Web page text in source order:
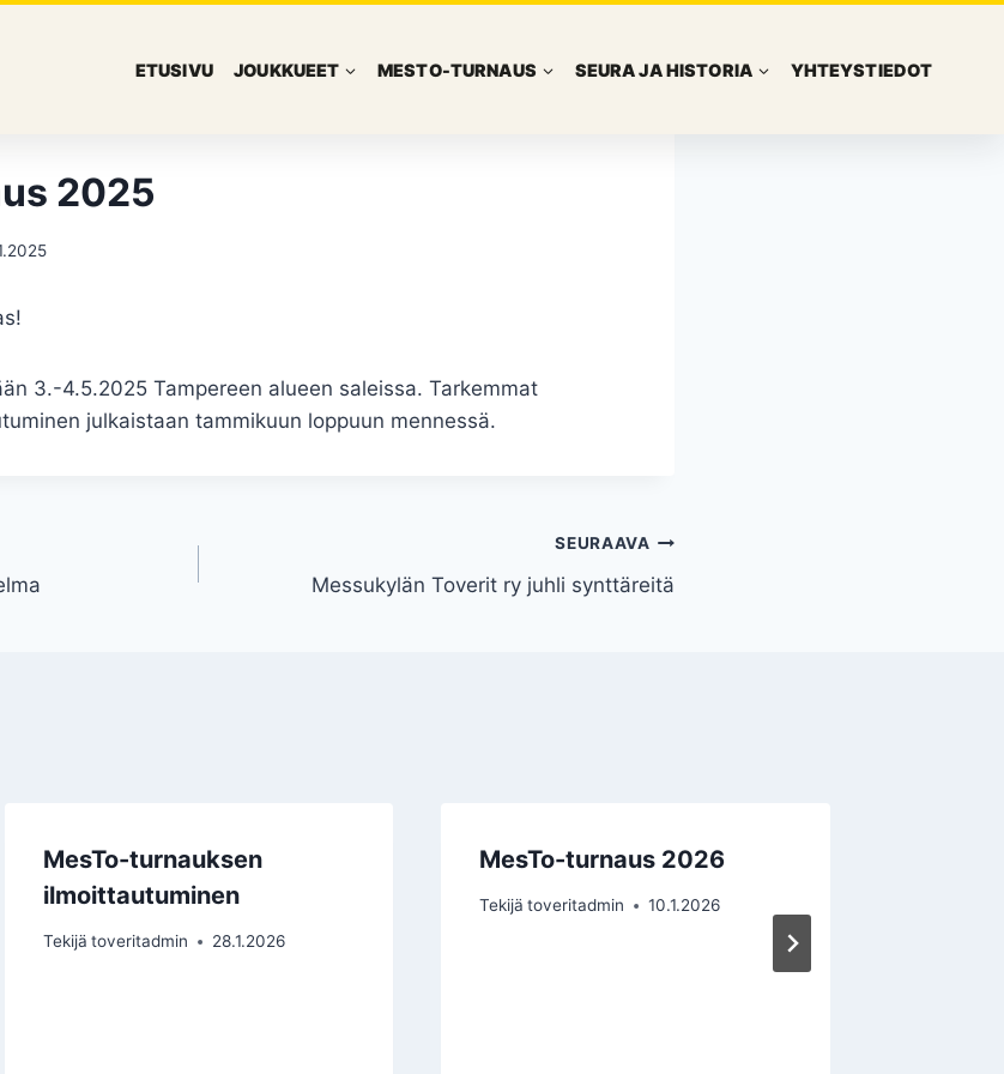
ETUSIVU JOUKKUEET MESTO-TURNAUS SEURA JA HISTORIA YHTEYSTIEDOT
2025
3.-4.5.2025 Tampereen alueen saleissa. Tarkemmat
julkaistaan tammikuun loppuun mennessä.
SEURAAVA
Messukylän Toverit ry juhli synttäreitä
MesTo-turnauksen
ilmoittautuminen
Tekijä toveritadmin 28.1.2026
MesTo-turnaus 2026
Tekijä toveritadmin 10.1.2026